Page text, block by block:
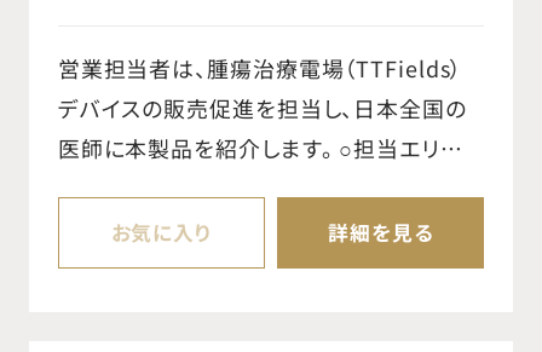
と安心をトータルでサポートします。 単なる
メンテナンスにとどまらず、お客様の課題解
決に寄り添い、最適な提案を行うことが重
営業担当者は、腫瘍治療電場（TTFields）
デバイスの販売促進を担当し、日本全国の
医師に本製品を紹介します。 ○担当エリアの
築き、市場機会を開拓する ○日本営業部の
OKR（目標と成果指標）と戦略を深く理解
お気に入り 詳細を見る